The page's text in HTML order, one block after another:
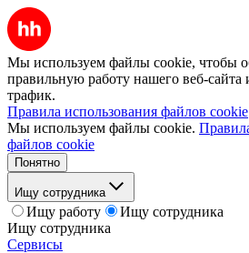
Мы используем файлы cookie, чтобы
правильную работу нашего веб-сайта
трафик.
Правила использования файлов cookie
Мы используем файлы cookie.
файлов cookie
Понятно
Ищу сотрудника
Ищу работу
Ищу сотрудника
Ищу сотрудника
Сервисы